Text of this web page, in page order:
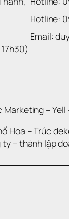
Hotline:
Email:
Marketing – Yell
Hoa – Trúc
ty – thành lập